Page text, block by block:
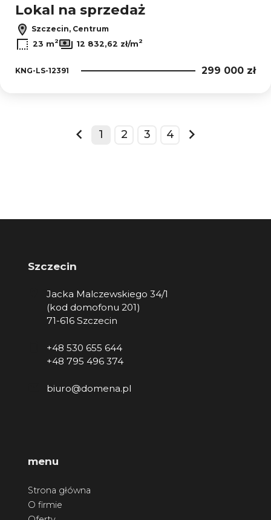
Lokal na sprzedaż
Szczecin, Centrum
23 m2 12 832,62 zł/m2
KNG-LS-12391 299 000 zł
prev
1 2 3 4
next
Szczecin
Jacka Malczewskiego 34/1
(kod domofonu 201)
71-616 Szczecin
+48 530 655 644
+48 795 496 374
biuro@domena.pl
menu
Strona główna
O firmie